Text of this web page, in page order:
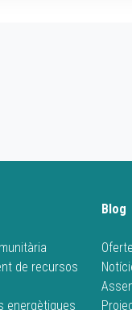
de recursos
energètiques
Blog